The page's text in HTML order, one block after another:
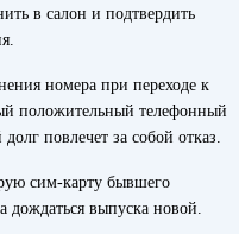
в салон и подтвердить
номера при переходе к
положительный телефонный
повлечет за собой отказ.
сим-карту бывшего
дождаться выпуска новой.